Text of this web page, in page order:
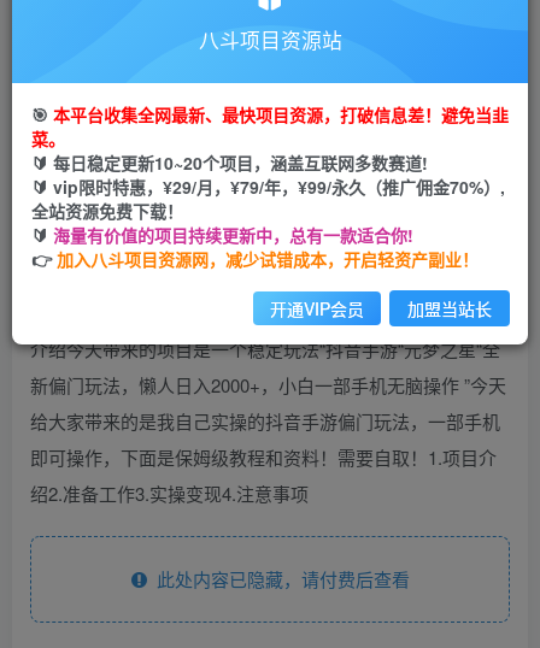
会员专属资源
您暂无购买权限，请先开通会员
开通会员
介绍今天带来的项目是一个稳定玩法“抖音手游“元梦之星“全
新偏门玩法，懒人日入2000+，小白一部手机无脑操作 ”今天
给大家带来的是我自己实操的抖音手游偏门玩法，一部手机
即可操作，下面是保姆级教程和资料！需要自取！1.项目介
绍2.准备工作3.实操变现4.注意事项
此处内容已隐藏，请付费后查看
八斗项目资源站
🎯 本平台收集全网最新、最快项目资源，打破信息差！避免当韭
菜。
🔰 每日稳定更新10~20个项目，涵盖互联网多数赛道!
🔰 vip限时特惠，¥29/月，¥79/年，¥99/永久（推广佣金70%）,
全站资源免费下载！
🔰 海量有价值的项目持续更新中，总有一款适合你!
👉加入八斗项目资源网，减少试错成本，开启轻资产副业！
开通VIP会员 加盟当站长